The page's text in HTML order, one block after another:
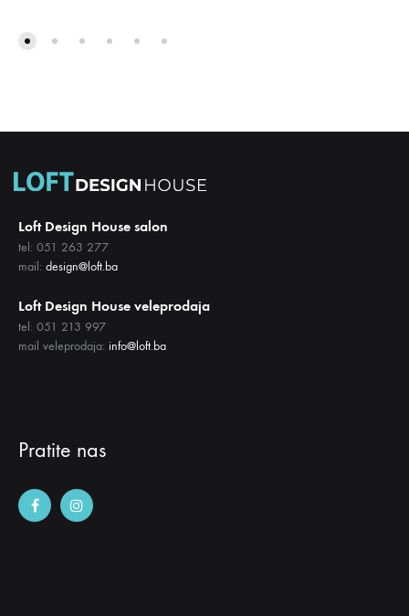
Loft Design House salon
tel: 051 263 277
mail: design@loft.ba
Loft Design House veleprodaja
tel: 051 213 997
mail veleprodaja: info@loft.ba
Pratite nas